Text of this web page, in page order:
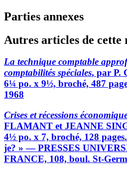
Parties annexes
Autres articles de cette
La technique comptable
comptabilités spéciales, par P.
6¼ po. x 9½, broché, 487
1968
Crises et récessions
FLAMANT et JEANNE
4½ po. x 7, broché, 128
je? » — PRESSES
FRANCE, 108, boul. St-